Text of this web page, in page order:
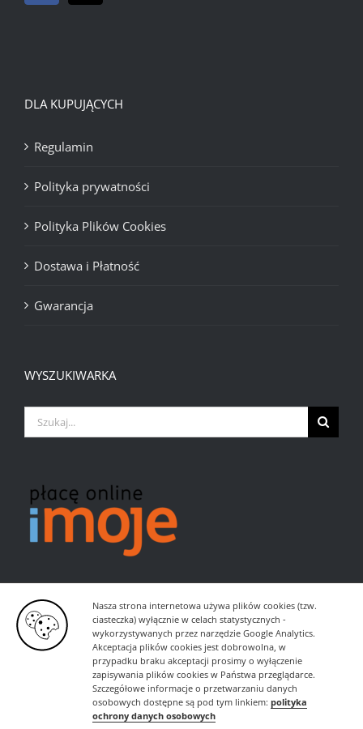
Nasza strona internetowa używa plików cookies (tzw.
ciasteczka) wyłącznie w celach statystycznych -
wykorzystywanych przez narzędzie Google Analytics.
Akceptacja plików cookies jest dobrowolna, w
przypadku braku akceptacji prosimy o wyłączenie
zapisywania plików cookies w Państwa przeglądarce.
Szczegółowe informacje o przetwarzaniu danych
osobowych dostępne są pod tym linkiem: polityka
ochrony danych osobowych
DLA KUPUJĄCYCH
Regulamin
Polityka prywatności
Polityka Plików Cookies
Dostawa i Płatność
Gwarancja
WYSZUKIWARKA
Szukaj